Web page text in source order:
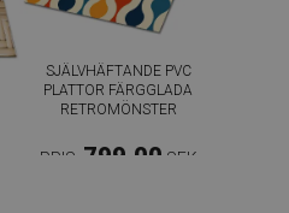
SJÄLVHÄFTANDE PVC
PLATTOR FÄRGGLADA
RETROMÖNSTER
PRIS: 799.00 SEK